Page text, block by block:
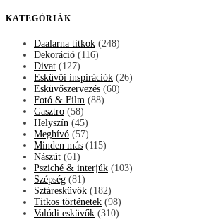
KATEGÓRIÁK
Daalarna titkok (248)
Dekoráció (116)
Divat (127)
Esküvői inspirációk (26)
Esküvőszervezés (60)
Fotó & Film (88)
Gasztro (58)
Helyszín (45)
Meghívó (57)
Minden más (115)
Nászút (61)
Psziché & interjúk (103)
Szépség (81)
Sztáresküvők (182)
Titkos történetek (98)
Valódi esküvők (310)